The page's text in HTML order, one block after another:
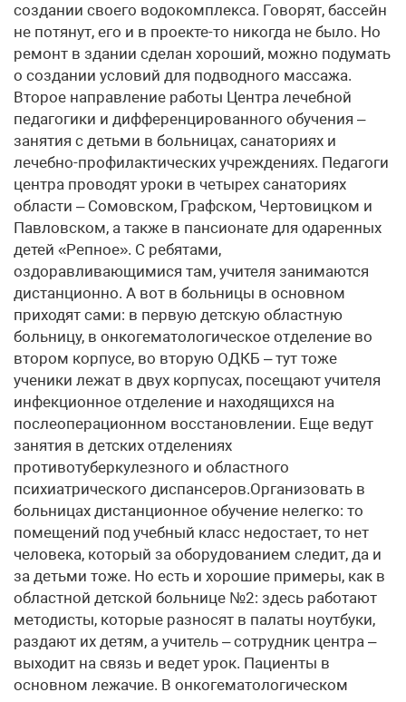
создании своего водокомплекса. Говорят, бассейн
не потянут, его и в проекте-то никогда не было. Но
ремонт в здании сделан хороший, можно подумать
о создании условий для подводного массажа.
Второе направление работы Центра лечебной
педагогики и дифференцированного обучения –
занятия с детьми в больницах, санаториях и
лечебно-профилактических учреждениях. Педагоги
центра проводят уроки в четырех санаториях
области – Сомовском, Графском, Чертовицком и
Павловском, а также в пансионате для одаренных
детей «Репное». С ребятами,
оздоравливающимися там, учителя занимаются
дистанционно. А вот в больницы в основном
приходят сами: в первую детскую областную
больницу, в онкогематологическое отделение во
втором корпусе, во вторую ОДКБ – тут тоже
ученики лежат в двух корпусах, посещают учителя
инфекционное отделение и находящихся на
послеоперационном восстановлении. Еще ведут
занятия в детских отделениях
противотуберкулезного и областного
психиатрического диспансеров.Организовать в
больницах дистанционное обучение нелегко: то
помещений под учебный класс недостает, то нет
человека, который за оборудованием следит, да и
за детьми тоже. Но есть и хорошие примеры, как в
областной детской больнице №2: здесь работают
методисты, которые разносят в палаты ноутбуки,
раздают их детям, а учитель – сотрудник центра –
выходит на связь и ведет урок. Пациенты в
основном лежачие. В онкогематологическом